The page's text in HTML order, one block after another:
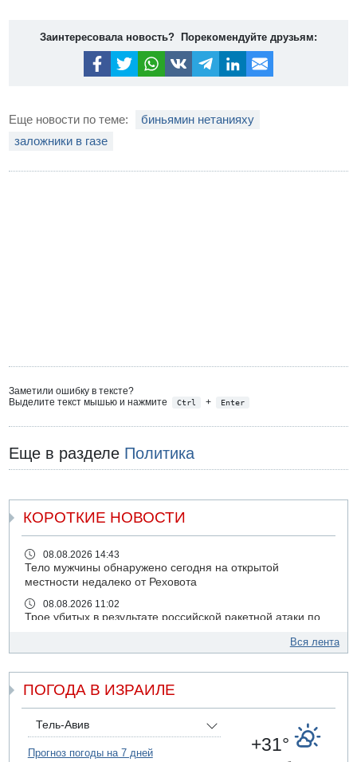
Заинтересовала новость? Порекомендуйте друзьям:
Еще новости по теме:
биньямин нетанияху
заложники в газе
Заметили ошибку в тексте?
Выделите текст мышью и нажмите
Ctrl + Enter
Еще в разделе Политика
КОРОТКИЕ НОВОСТИ
08.08.2026 14:43
Тело мужчины обнаружено сегодня на открытой
местности недалеко от Реховота
08.08.2026 11:02
Трое убитых в результате российской ракетной атаки по
07.08.2026 20:43
07.08.2026 20:41
Ynet: "Хизбалла" запустила БПЛА со взрывчаткой по
07.08.2026 19:16
ДТП в Ашдоде: тяжело ранены двое маленьких детей
Вся лента
ПОГОДА В ИЗРАИЛЕ
Тель-Авив
Прогноз погоды на 7 дней +31°